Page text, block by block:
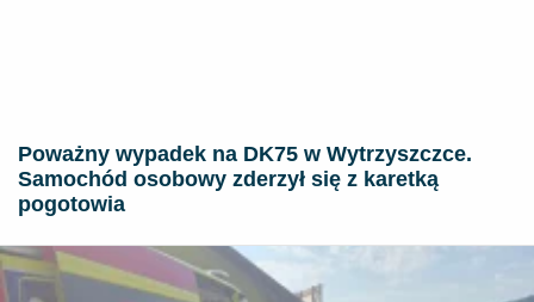
Poważny wypadek na DK75 w Wytrzyszczce.
Samochód osobowy zderzył się z karetką
pogotowia